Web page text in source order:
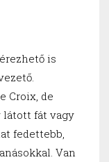
is
Croix, de
látott fát vagy
fedettebb,
Van